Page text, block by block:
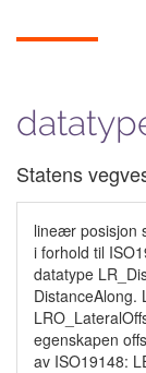
Statens
lineær posisjon
i forhold til
datatype
DistanceAlong.
egenskapen
av ISO19148: